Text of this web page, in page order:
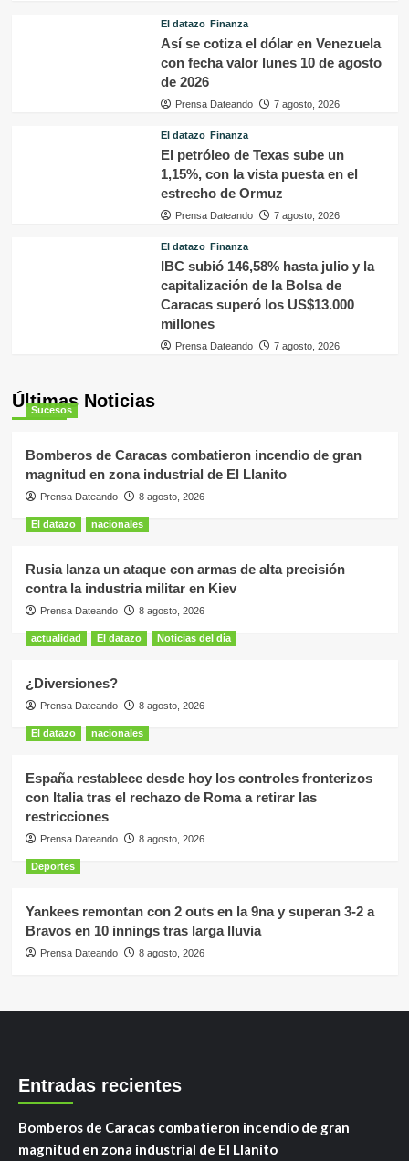
El datazo Finanza
Así se cotiza el dólar en Venezuela
con fecha valor lunes 10 de agosto
de 2026
Prensa Dateando 7 agosto, 2026
El datazo Finanza
El petróleo de Texas sube un
1,15%, con la vista puesta en el
estrecho de Ormuz
Prensa Dateando 7 agosto, 2026
El datazo Finanza
IBC subió 146,58% hasta julio y la
capitalización de la Bolsa de
Caracas superó los US$13.000
millones
Prensa Dateando 7 agosto, 2026
Últimas Noticias
Sucesos
Bomberos de Caracas combatieron incendio de gran
magnitud en zona industrial de El Llanito
Prensa Dateando 8 agosto, 2026
El datazo nacionales
Rusia lanza un ataque con armas de alta precisión
contra la industria militar en Kiev
Prensa Dateando 8 agosto, 2026
actualidad El datazo Noticias del día
¿Diversiones?
Prensa Dateando 8 agosto, 2026
El datazo nacionales
España restablece desde hoy los controles fronterizos
con Italia tras el rechazo de Roma a retirar las
restricciones
Prensa Dateando 8 agosto, 2026
Deportes
Yankees remontan con 2 outs en la 9na y superan 3-2 a
Bravos en 10 innings tras larga lluvia
Prensa Dateando 8 agosto, 2026
Entradas recientes
Bomberos de Caracas combatieron incendio de gran
magnitud en zona industrial de El Llanito